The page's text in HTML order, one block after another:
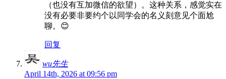
（也没有互加微信的欲望）。这种关系，感觉实在
没有必要非要约个以同学会的名义刻意见个面尬
聊。😊
回复
wu先生
April 14th, 2026 at 09:56 pm